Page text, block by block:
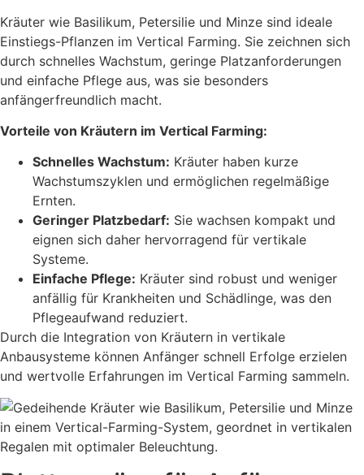
Kräuter wie Basilikum, Petersilie und Minze sind ideale
Einstiegs-Pflanzen im Vertical Farming. Sie zeichnen sich
durch schnelles Wachstum, geringe Platzanforderungen
und einfache Pflege aus, was sie besonders
anfängerfreundlich macht.
Vorteile von Kräutern im Vertical Farming:
Schnelles Wachstum: Kräuter haben kurze
Wachstumszyklen und ermöglichen regelmäßige
Ernten.
Geringer Platzbedarf: Sie wachsen kompakt und
eignen sich daher hervorragend für vertikale
Systeme.
Einfache Pflege: Kräuter sind robust und weniger
anfällig für Krankheiten und Schädlinge, was den
Pflegeaufwand reduziert.
Durch die Integration von Kräutern in vertikale
Anbausysteme können Anfänger schnell Erfolge erzielen
und wertvolle Erfahrungen im Vertical Farming sammeln.